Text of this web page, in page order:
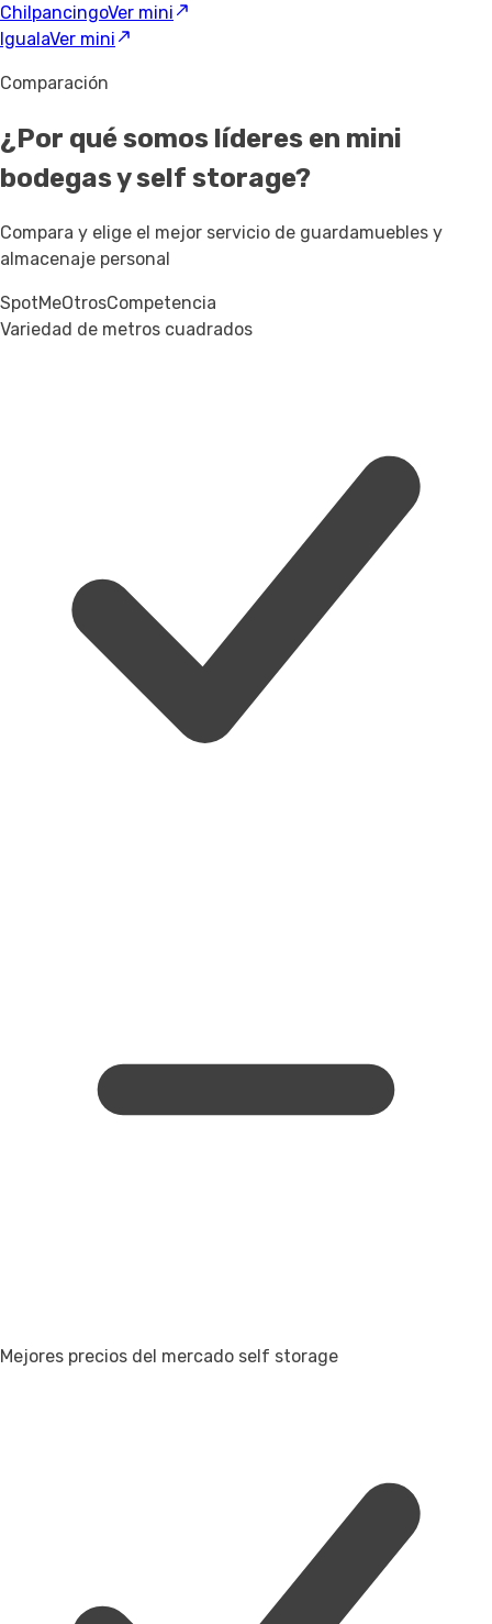
ChilpancingoVer mini
IgualaVer mini
Comparación
¿Por qué somos líderes en mini
bodegas y self storage?
Compara y elige el mejor servicio de guardamuebles y
almacenaje personal
SpotMeOtrosCompetencia
Variedad de metros cuadrados
Mejores precios del mercado self storage